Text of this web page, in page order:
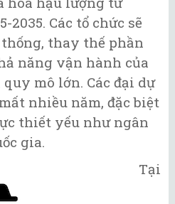
2035. Các tổ chức sẽ
thay thế phần
năng vận hành của
mô lớn. Các đại dự
nhiều năm, đặc biệt
thiết yếu như ngân
gia.
Tại